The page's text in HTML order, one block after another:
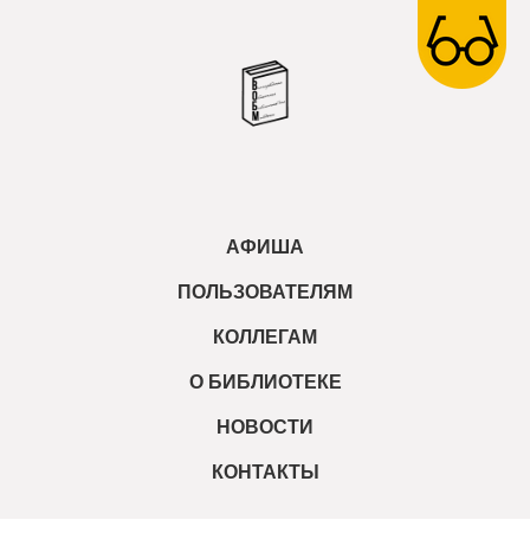
АФИША
ПОЛЬЗОВАТЕЛЯМ
КОЛЛЕГАМ
О БИБЛИОТЕКЕ
НОВОСТИ
КОНТАКТЫ